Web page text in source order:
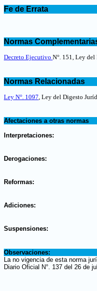
Fe de Errata
Normas
Decreto Ejecutivo N°. 151, Ley
Normas Relacionadas
Ley N°. 1097, Ley del Digesto
Afectaciones a otras normas
Interpretaciones:
Derogaciones:
Reformas:
Adiciones:
Suspensiones:
Observaciones:
La no vigencia de esta norma
Diario Oficial N°. 137 del 26 de